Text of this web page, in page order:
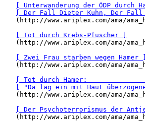
[ Unterwanderung der ÖDP durch
[ Der Fall Dieter Kuhn, Der Fall
(http://www.ariplex.com/ama/
[ Tot durch Krebs-Pfuscher ]
(http://www.ariplex.com/ama/
[ Zwei Frau starben wegen Hamer ]
(http://www.ariplex.com/ama/
[ Tot durch Hamer:
[ "Da lag ein mit Haut
(http://www.ariplex.com/ama/
[ Der Psychoterrorismus der
(http://www.ariplex.com/ama/